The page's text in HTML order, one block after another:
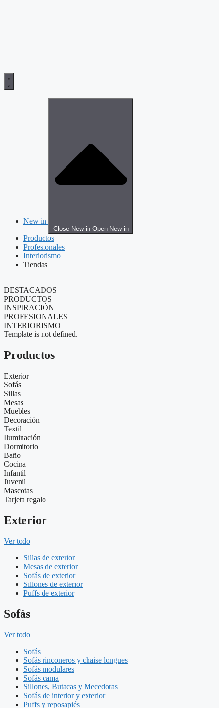
New in
Close New in Open New in
Productos
Profesionales
Interiorismo
Tiendas
DESTACADOS
PRODUCTOS
INSPIRACIÓN
PROFESIONALES
INTERIORISMO
Template is not defined.
Productos
Exterior
Sofás
Sillas
Mesas
Muebles
Decoración
Textil
Iluminación
Dormitorio
Baño
Cocina
Infantil
Juvenil
Mascotas
Tarjeta regalo
Exterior
Ver todo
Sillas de exterior
Mesas de exterior
Sofás de exterior
Sillones de exterior
Puffs de exterior
Sofás
Ver todo
Sofás
Sofás rinconeros y chaise longues
Sofás modulares
Sofás cama
Sillones, Butacas y Mecedoras
Sofás de interior y exterior
Puffs y reposapiés